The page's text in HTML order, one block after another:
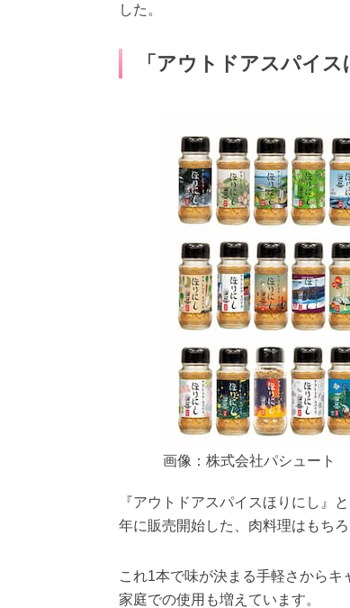
した。
「アウトドアスパイ
画像：株式会社パシュート
『アウトドアスパイスほりにし』
年に販売開始した、肉料理はもち
これ1本で味が決まる手軽さから
家庭での使用も増えています。